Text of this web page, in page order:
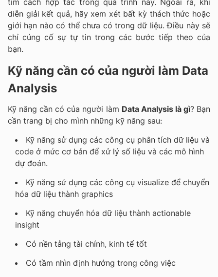
tìm cách hợp tác trong quá trình này. Ngoài ra, khi
diễn giải kết quả, hãy xem xét bất kỳ thách thức hoặc
giới hạn nào có thể chưa có trong dữ liệu. Điều này sẽ
chỉ củng cố sự tự tin trong các bước tiếp theo của
bạn.
Kỹ năng cần có của người làm Data
Analysis
Kỹ năng cần có của người làm Data Analysis là gì? Bạn
cần trang bị cho mình những kỹ năng sau:
Kỹ năng sử dụng các công cụ phân tích dữ liệu và
code ở mức cơ bản để xử lý số liệu và các mô hình
dự đoán.
Kỹ năng sử dụng các công cụ visualize để chuyển
hóa dữ liệu thành graphics
Kỹ năng chuyển hóa dữ liệu thành actionable
insight
Có nền tảng tài chính, kinh tế tốt
Có tầm nhìn định hướng trong công việc